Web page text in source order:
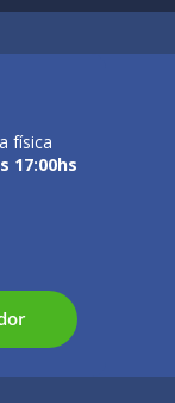
física
17:00hs